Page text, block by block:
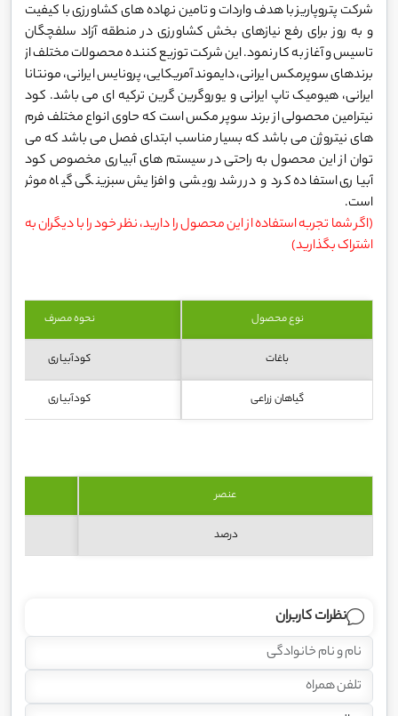
شرکت پتروپاریز با هدف واردات و تامین نهاده های کشاورزی با کیفیت
و به روز برای رفع نیازهای بخش کشاورزی در منطقه آزاد سلفچگان
تاسیس و آغاز به کار نمود. این شرکت توزیع کننده محصولات مختلف از
برندهای سوپرمکس ایرانی، دایموند آمریکایی، پرونایس ایرانی، مونتانا
ایرانی، هیومیک تاپ ایرانی و یوروگرین گرین ترکیه ای می باشد. کود
نیترامین محصولی از برند سوپر مکس است که حاوی انواع مختلف فرم
های نیتروژن می باشد که بسیار مناسب ابتدای فصل می باشد که می
توان از این محصول به راحتی در سیستم های آبیاری مخصوص کود
آبیاری استفاده کرد و در رشد رویشی و افزایش سبزینگی گیاه موثر
است.
(اگر شما تجربه استفاده از این محصول را دارید، نظر خود را با دیگران به
اشتراک بگذارید)
نوع محصول نحوه مصرف
باغات کودآبیاری
گیاهان زراعی کودآبیاری
عنصر
درصد
نظرات کاربران